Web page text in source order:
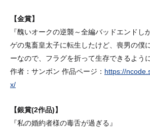
【金賞】
『醜いオークの逆襲～全編バッドエンドし
ゲの鬼畜皇太子に転生したけど、喪男の僕
ーなので、フラグを折って生存できるよう
作者：サンボン 作品ページ： https://
x/
【銀賞(2作品)】
『私の婚約者様の毒舌が過ぎる』